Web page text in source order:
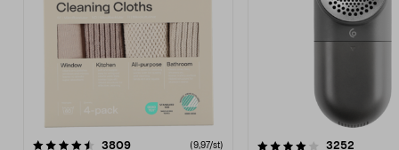
3809recensioner (9,97/st)
4.0av 5 stjärnor 3252
4.5av 5 stjärnor